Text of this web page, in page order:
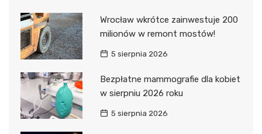
Wrocław wkrótce zainwestuje 200
milionów w remont mostów!
5 sierpnia 2026
Bezpłatne mammografie dla kobiet
w sierpniu 2026 roku
5 sierpnia 2026